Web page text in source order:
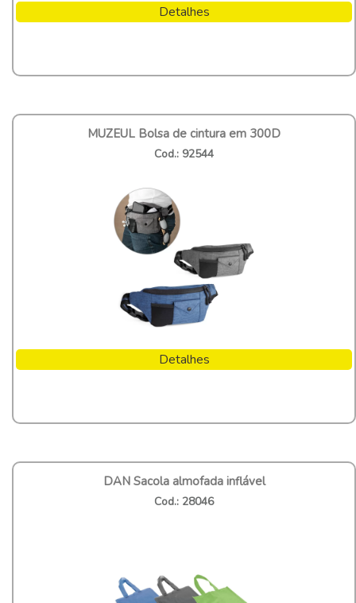
Detalhes
MUZEUL Bolsa de cintura em 300D
Cod.: 92544
Detalhes
DAN Sacola almofada inflável
Cod.: 28046